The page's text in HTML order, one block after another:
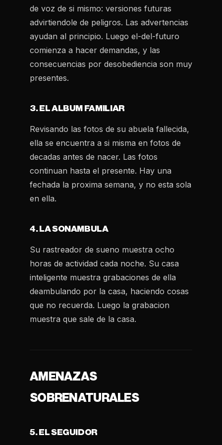
de voz de si mismo: versiones futuras
advirtiendole de peligros. Las advertencias
ayudan al principio. Luego el-del-futuro
comienza a hacer demandas, y las
consecuencias por desobediencia son muy
presentes.
3. EL ALBUM FAMILIAR
Revisando las fotos de su abuela fallecida,
ella se encuentra a si misma en fotos de
decadas antes de nacer. Las fotos
continuan hasta el presente. Hay una
fechada la proxima semana, y no esta sola
en ella.
4. LA SONAMBULA
Su rastreador de sueno muestra ocho
horas de actividad cada noche. Su casa
inteligente muestra grabaciones de ella
deambulando por la casa, haciendo cosas
que no recuerda. Luego la grabacion
muestra que sale de la casa.
AMENAZAS
SOBRENATURALES
5. EL SEGUIDOR